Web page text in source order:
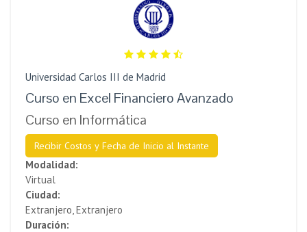
Universidad Carlos III de Madrid
Curso en Excel Financiero Avanzado
Curso en Informática
Recibir Costos y Fecha de Inicio al Instante
Modalidad:
Virtual
Ciudad:
Extranjero, Extranjero
Duración: